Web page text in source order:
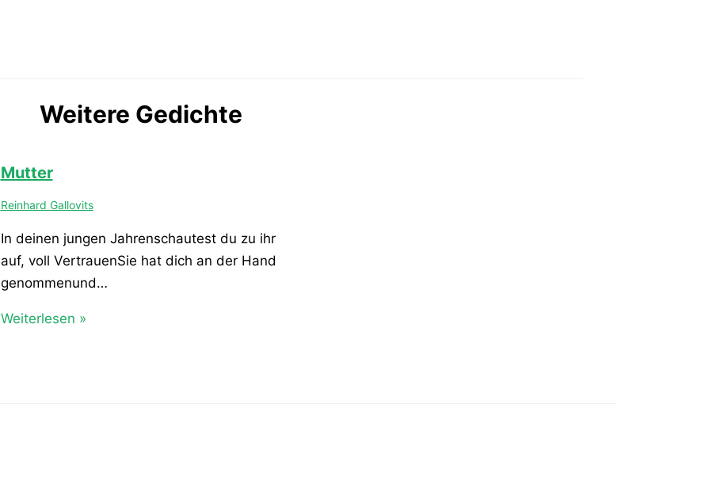
Weitere Gedichte
Mutter
Reinhard Gallovits
In deinen jungen Jahrenschautest du zu ihr
auf, voll VertrauenSie hat dich an der Hand
genommenund…
Weiterlesen »